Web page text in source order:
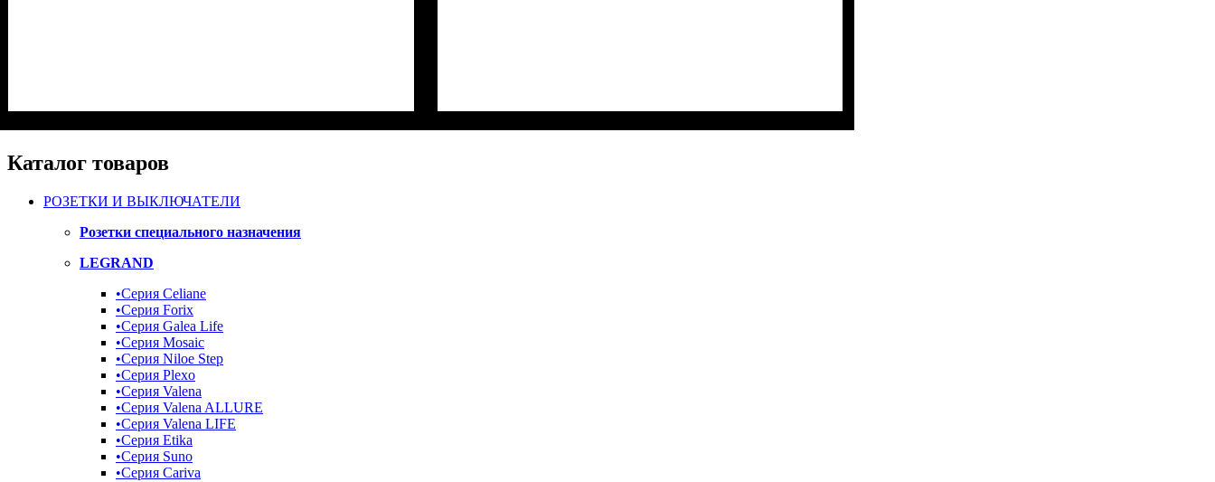
Каталог товаров
РОЗЕТКИ И ВЫКЛЮЧАТЕЛИ
Розетки специального назначения
LEGRAND
•Серия Celiane
•Серия Forix
•Серия Galea Life
•Серия Mosaic
•Серия Niloe Step
•Серия Plexo
•Серия Valena
•Серия Valena ALLURE
•Серия Valena LIFE
•Серия Etika
•Серия Suno
•Серия Cariva